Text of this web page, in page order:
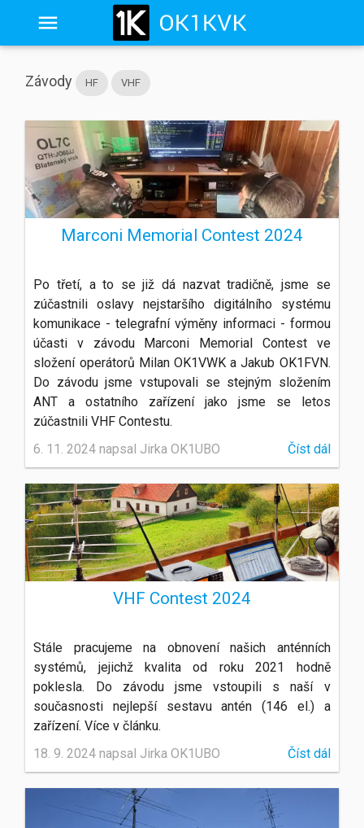
Závody HF VHF
Marconi Memorial Contest 2024
Po třetí, a to se již dá nazvat tradičně, jsme se
zúčastnili oslavy nejstaršího digitálního systému
komunikace - telegrafní výměny informaci - formou
účasti v závodu Marconi Memorial Contest ve
složení operátorů Milan OK1VWK a Jakub OK1FVN.
Do závodu jsme vstupovali se stejným složením
ANT a ostatního zařízení jako jsme se letos
zúčastnili VHF Contestu.
6. 11. 2024 napsal Jirka OK1UBO
Číst dál
VHF Contest 2024
Stále pracujeme na obnovení našich anténních
systémů, jejichž kvalita od roku 2021 hodně
poklesla. Do závodu jsme vstoupili s naší v
současnosti nejlepší sestavu antén (146 el.) a
zařízení. Více v článku.
18. 9. 2024 napsal Jirka OK1UBO
Číst dál